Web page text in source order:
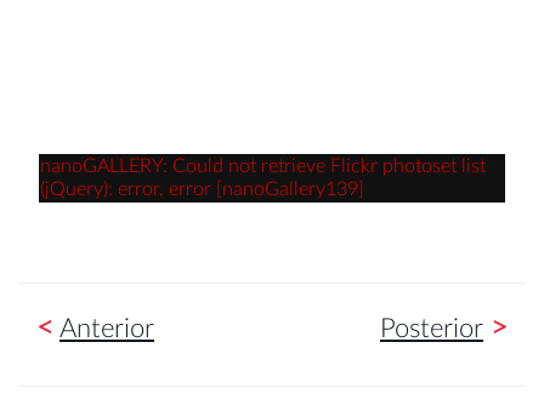
nanoGALLERY: Could not retrieve Flickr photoset list
(jQuery): error, error [nanoGallery139]
< Anterior Posterior >